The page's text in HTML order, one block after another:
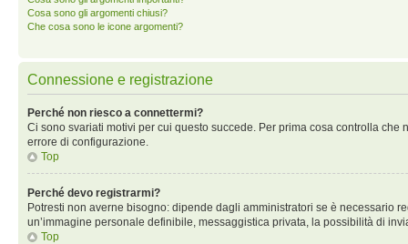
Cosa sono gli argomenti chiusi?
Che cosa sono le icone argomenti?
Connessione e registrazione
Perché non riesco a connettermi?
Ci sono svariati motivi per cui questo succede. Per prima cosa controlla
errore di configurazione.
Top
Perché devo registrarmi?
Potresti non averne bisogno: dipende dagli amministratori se è necessario
un’immagine personale definibile, messaggistica privata, la possibilità di
Top